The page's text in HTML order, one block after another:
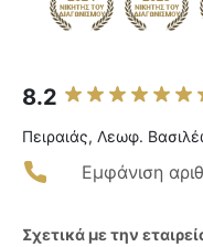
8.2
Πειραιάς, Λεωφ.
Εμφάνιση
Σχετικά με την